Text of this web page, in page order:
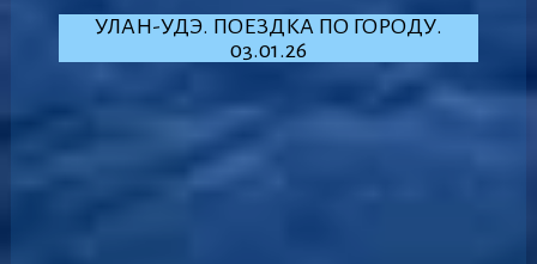
УЛАН-УДЭ. ПОЕЗДКА ПО ГОРОДУ.
03.01.26